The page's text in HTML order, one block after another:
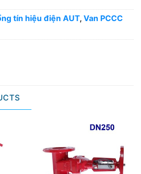
tín hiệu điện AUT, Van PCCC